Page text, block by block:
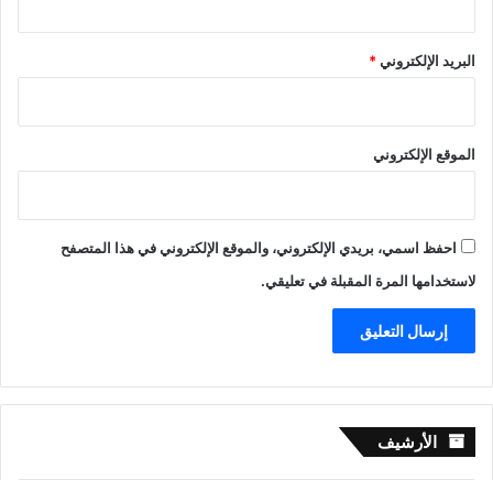
البريد الإلكتروني*
الموقع الإلكتروني
احفظ اسمي، بريدي الإلكتروني، والموقع الإلكتروني في هذا المتصفح
لاستخدامها المرة المقبلة في تعليقي.
الأرشيف الأرشيف